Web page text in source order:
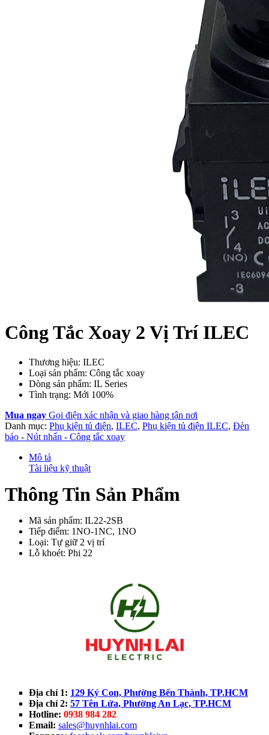
Công Tắc Xoay 2 Vị Trí ILEC
Thương hiệu: ILEC
Loại sản phẩm: Công tắc xoay
Dòng sản phẩm: IL Series
Tình trạng: Mới 100%
Mua ngay Gọi điện xác nhận và giao hàng tận nơi
Danh mục: Phụ kiện tủ điện, ILEC, Phụ kiện tủ điện ILEC, Đèn
báo - Nút nhấn - Công tắc xoay
Mô tả
Tài liệu kỹ thuật
Thông Tin Sản Phẩm
Mã sản phẩm: IL22-2SB
Tiếp điểm: 1NO-1NC, 1NO
Loại: Tự giữ 2 vị trí
Lỗ khoét: Phi 22
Địa chỉ 1: 129 Ký Con, Phường Bến Thành, TP.HCM
Địa chỉ 2: 57 Tên Lửa, Phường An Lạc, TP.HCM
Hotline: 0938 984 282
Email: sales@huynhlai.com